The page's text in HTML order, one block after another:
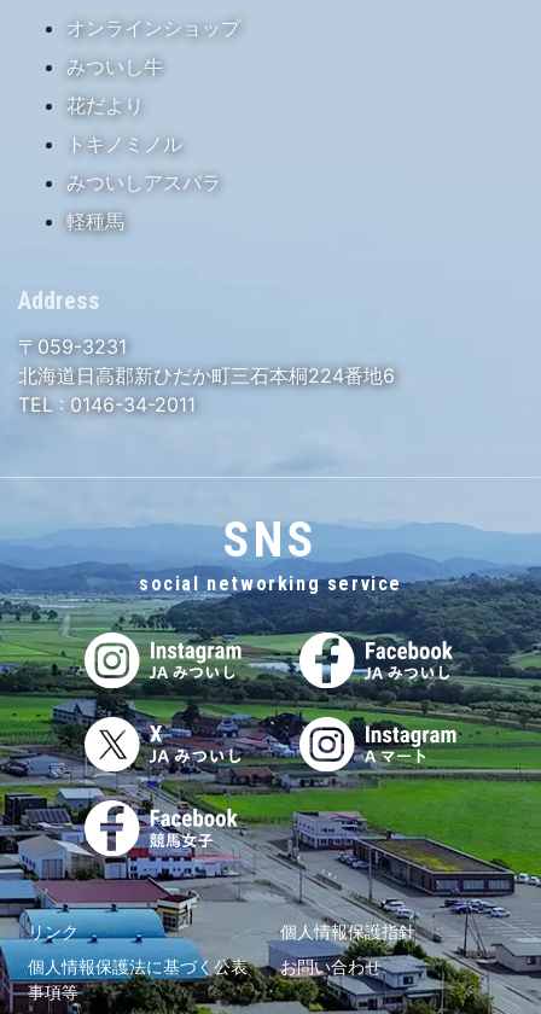
オンラインショップ
みついし牛
花だより
トキノミノル
みついしアスパラ
軽種馬
Address
〒059-3231
北海道日高郡新ひだか町三石本桐224番地6
TEL : 0146-34-2011
SNS
social networking service
リンク
個人情報保護指針
個人情報保護法に基づく公表
事項等
お問い合わせ